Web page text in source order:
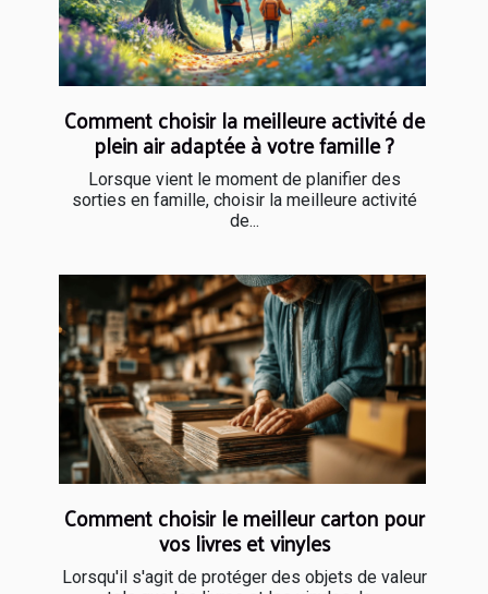
Comment choisir la meilleure activité de
plein air adaptée à votre famille ?
Lorsque vient le moment de planifier des
sorties en famille, choisir la meilleure activité
de...
Comment choisir le meilleur carton pour
vos livres et vinyles
Lorsqu'il s'agit de protéger des objets de valeur